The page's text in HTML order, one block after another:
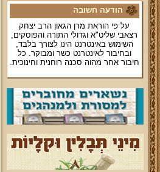
הודעה חשובה
על פי הוראת מרן הגאון הרב יצחק
רצאבי שליט"א וגדולי התורה והפוסקים,
השימוש באינטרנט הינו לצורך בלבד,
ובחיבור לאינטרנט כשר ומבוקר. כל
חיבור אחר מהוה סכנה רוחנית וחינוכית.